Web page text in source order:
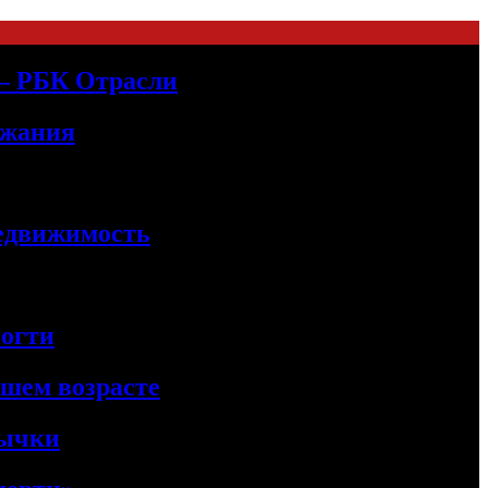
РБК Отрасли
возрасте